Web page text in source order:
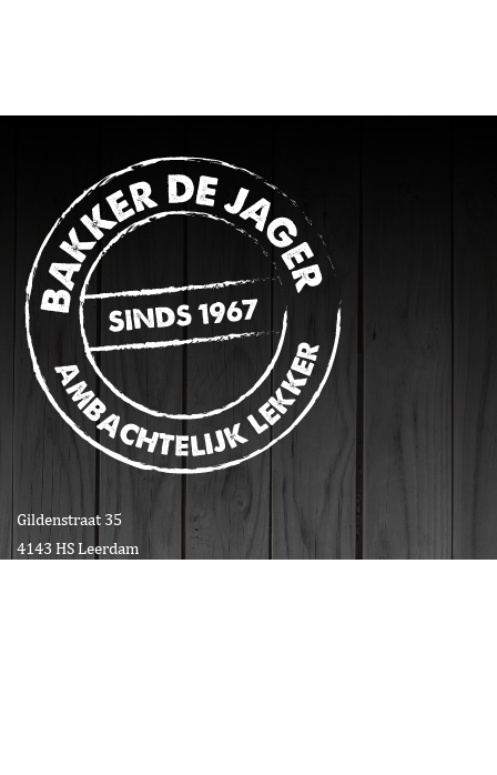
Gildenstraat 35
4143 HS Leerdam